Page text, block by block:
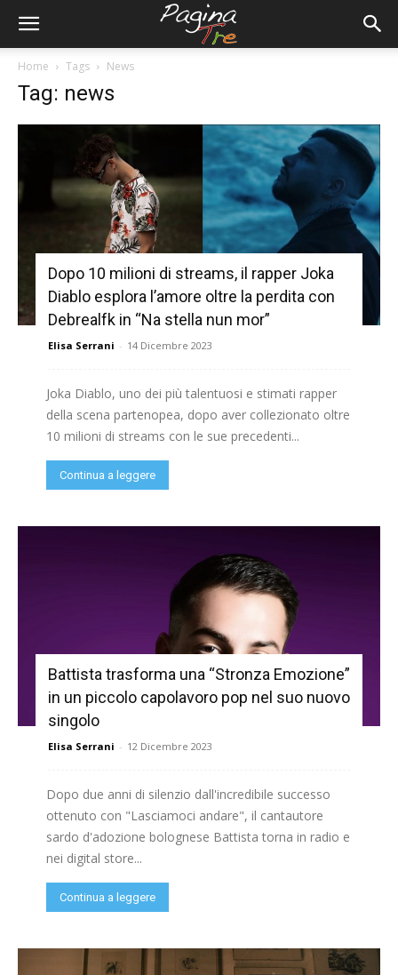
Home Tags News
Tag: news
Dopo 10 milioni di streams, il rapper Joka
Diablo esplora l’amore oltre la perdita con
Debrealfk in “Na stella nun mor”
Elisa Serrani - 14 Dicembre 2023
Joka Diablo, uno dei più talentuosi e stimati rapper
della scena partenopea, dopo aver collezionato oltre
10 milioni di streams con le sue precedenti...
Continua a leggere
Battista trasforma una “Stronza Emozione”
in un piccolo capolavoro pop nel suo nuovo
singolo
Elisa Serrani - 12 Dicembre 2023
Dopo due anni di silenzio dall'incredibile successo
ottenuto con "Lasciamoci andare", il cantautore
sardo d'adozione bolognese Battista torna in radio e
nei digital store...
Continua a leggere